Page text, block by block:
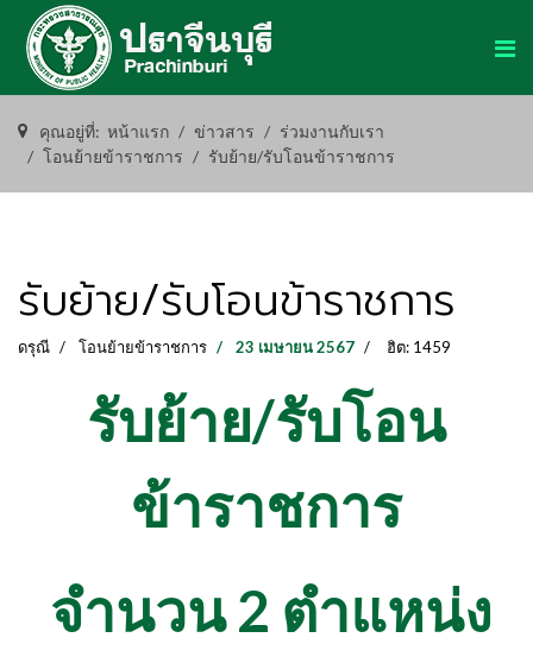
คุณอยู่ที่: หน้าแรก ข่าวสาร
ร่วมงานกับเรา
โอนย้ายข้าราชการ
รับย้าย/รับโอนข้าราชการ
รับย้าย/รับโอนข้าราชการ
ดรุณี โอนย้ายข้าราชการ 23 เมษายน 2567 ฮิต: 1459
รับย้าย/รับโอน
ข้าราชการ
จำนวน 2 ตำแหน่ง